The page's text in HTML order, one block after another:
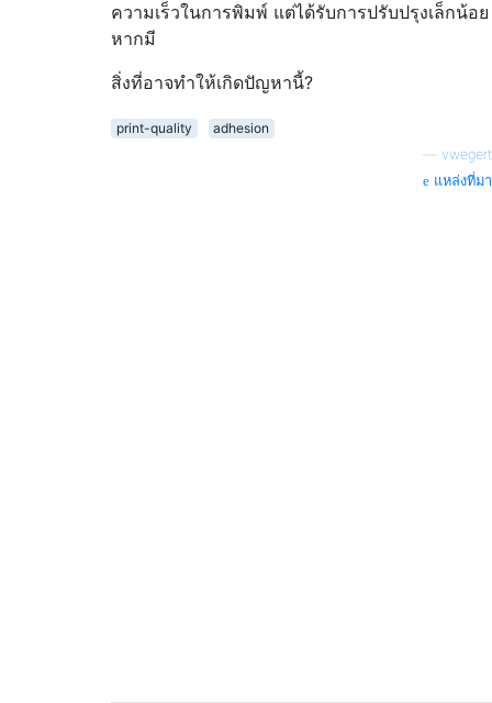
ความเร็วในการพิมพ์ แต่ได้รับการปรับปรุงเล็กน้อย
หากมี
สิ่งที่อาจทำให้เกิดปัญหานี้?
print-quality
adhesion
vwegert
แหล่งที่มา